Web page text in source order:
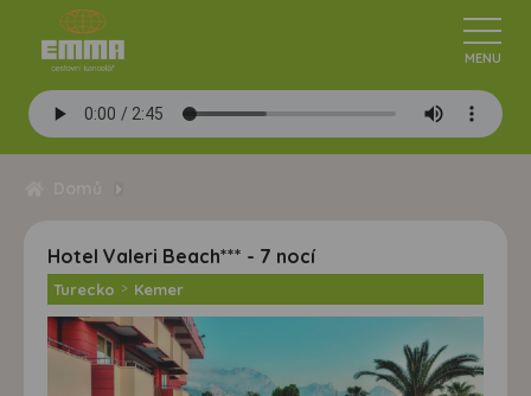
Hotel Valeri Beach*** - 7 nocí
Turecko > Kemer